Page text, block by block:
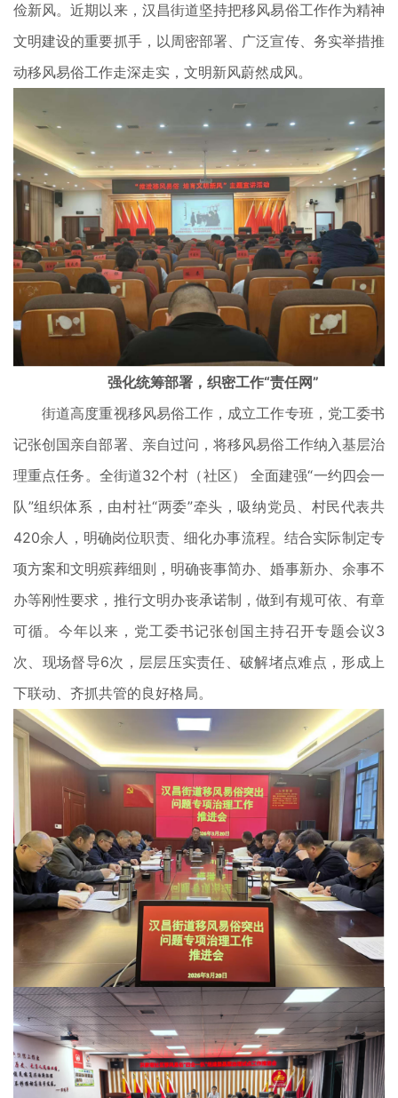
俭新风。近期以来，汉昌街道坚持把移风易俗工作作为精神
文明建设的重要抓手，以周密部署、广泛宣传、务实举措推
动移风易俗工作走深走实，文明新风蔚然成风。
强化统筹部署，织密工作“责任网”
街道高度重视移风易俗工作，成立工作专班，党工委书
记张创国亲自部署、亲自过问，将移风易俗工作纳入基层治
理重点任务。全街道32个村（社区） 全面建强“一约四会一
队”组织体系，由村社“两委”牵头，吸纳党员、村民代表共
420余人，明确岗位职责、细化办事流程。结合实际制定专
项方案和文明殡葬细则，明确丧事简办、婚事新办、余事不
办等刚性要求，推行文明办丧承诺制，做到有规可依、有章
可循。今年以来，党工委书记张创国主持召开专题会议3
次、现场督导6次，层层压实责任、破解堵点难点，形成上
下联动、齐抓共管的良好格局。